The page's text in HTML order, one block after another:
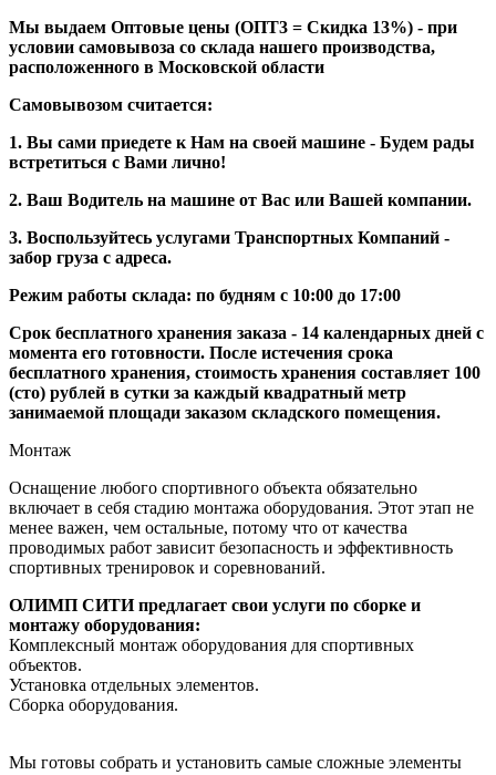
Мы выдаем Оптовые цены (ОПТ3 = Скидка 13%) - при
условии самовывоза со склада нашего производства,
расположенного в Московской области
Самовывозом считается:
1. Вы сами приедете к Нам на своей машине - Будем рады
встретиться с Вами лично!
2. Ваш Водитель на машине от Вас или Вашей компании.
3. Воспользуйтесь услугами Транспортных Компаний -
забор груза с адреса.
Режим работы склада: по будням с 10:00 до 17:00
Срок бесплатного хранения заказа - 14 календарных дней с
момента его готовности. После истечения срока
бесплатного хранения, стоимость хранения составляет 100
(сто) рублей в сутки за каждый квадратный метр
занимаемой площади заказом складского помещения.
Монтаж
Оснащение любого спортивного объекта обязательно
включает в себя стадию монтажа оборудования. Этот этап не
менее важен, чем остальные, потому что от качества
проводимых работ зависит безопасность и эффективность
спортивных тренировок и соревнований.
ОЛИМП СИТИ предлагает свои услуги по сборке и
монтажу оборудования:
Комплексный монтаж оборудования для спортивных
объектов.
Установка отдельных элементов.
Сборка оборудования.
Мы готовы собрать и установить самые сложные элементы